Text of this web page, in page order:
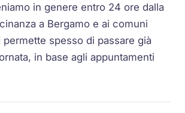
in genere entro 24 ore dalla
a Bergamo e ai comuni
spesso di passare già
in base agli appuntamenti